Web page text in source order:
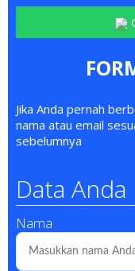
Jika Anda pernah
nama atau email
sebelumnya
Data Anda
Nama